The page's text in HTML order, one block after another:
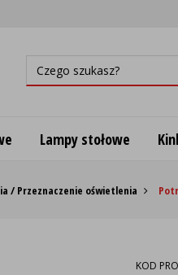
Lampy stołowe
/ Przeznaczenie oświetlenia
KOD